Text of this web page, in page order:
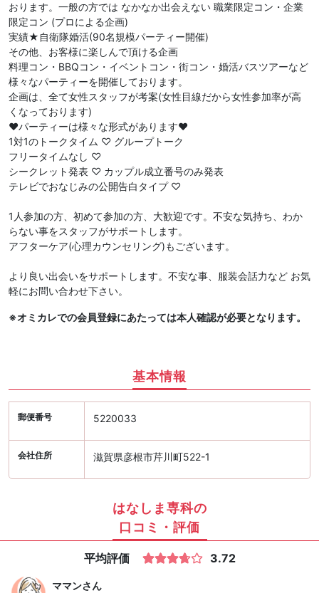
おります。一般の方では なかなか出会えない 職業限定コン・企業
限定コン (プロによる企画)
実績★自衛隊婚活(90名規模パーティー開催)
その他、お客様に楽しんで頂ける企画
料理コン・BBQコン・イベントコン・街コン・婚活バスツアーなど
様々なパーティーを開催しております。
企画は、全て女性スタッフが考案(女性目線だから女性参加率が高
くなっております)
❤︎パーティーは様々な形式があります❤︎
1対1のトークタイム ♡ グループトーク
フリータイムなし ♡
シークレット発表 ♡ カップル成立番号のみ発表
テレビでおなじみの公開告白タイプ ♡
1人参加の方、初めて参加の方、大歓迎です。不安な気持ち、わか
らない事をスタッフがサポートします。
アフターケア(心理カウンセリング)もございます。
より良い出会いをサポートします。不安な事、服装会話力など お気
軽にお問い合わせ下さい。
※オミカレでの会員登録にあたっては本人確認が必要となります。
基本情報
郵便番号 5220033
会社住所 滋賀県彦根市芹川町522-1
はなしま専科の
口コミ・評価
平均評価 3.72
ママンさん